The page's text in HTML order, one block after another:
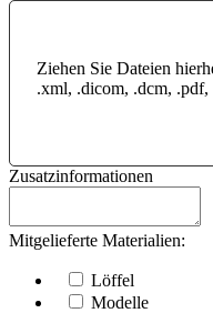
Ziehen Sie Dateien
.xml, .dicom, .dcm,
Zusatzinformationen
Mitgelieferte Materialien:
Löffel
Modelle